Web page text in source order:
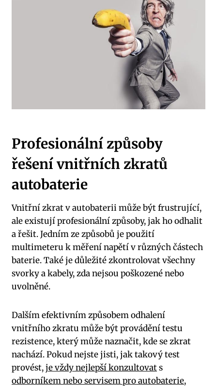
Profesionální způsoby
řešení vnitřních zkratů
autobaterie
Vnitřní zkrat v autobaterii může být frustrující,
ale existují profesionální způsoby, jak ho odhalit
a řešit. Jedním ze způsobů je použití
multimeteru k měření napětí v různých částech
baterie. Také je důležité zkontrolovat všechny
svorky a kabely, zda nejsou poškozené nebo
uvolněné.
Dalším efektivním způsobem odhalení
vnitřního zkratu může být provádění testu
rezistence, který může naznačit, kde se zkrat
nachází. Pokud nejste jisti, jak takový test
provést,je vždy nejlepší konzultovats
odborníkem nebo servisem pro autobaterie,